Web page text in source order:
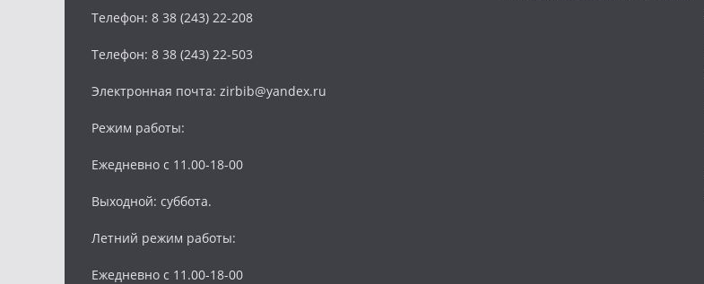
Телефон: 8 38 (243) 22-208
Телефон: 8 38 (243) 22-503
Электронная почта: zirbib@yandex.ru
Режим работы:
Ежедневно с 11.00-18-00
Выходной: суббота.
Летний режим работы:
Ежедневно с 11.00-18-00